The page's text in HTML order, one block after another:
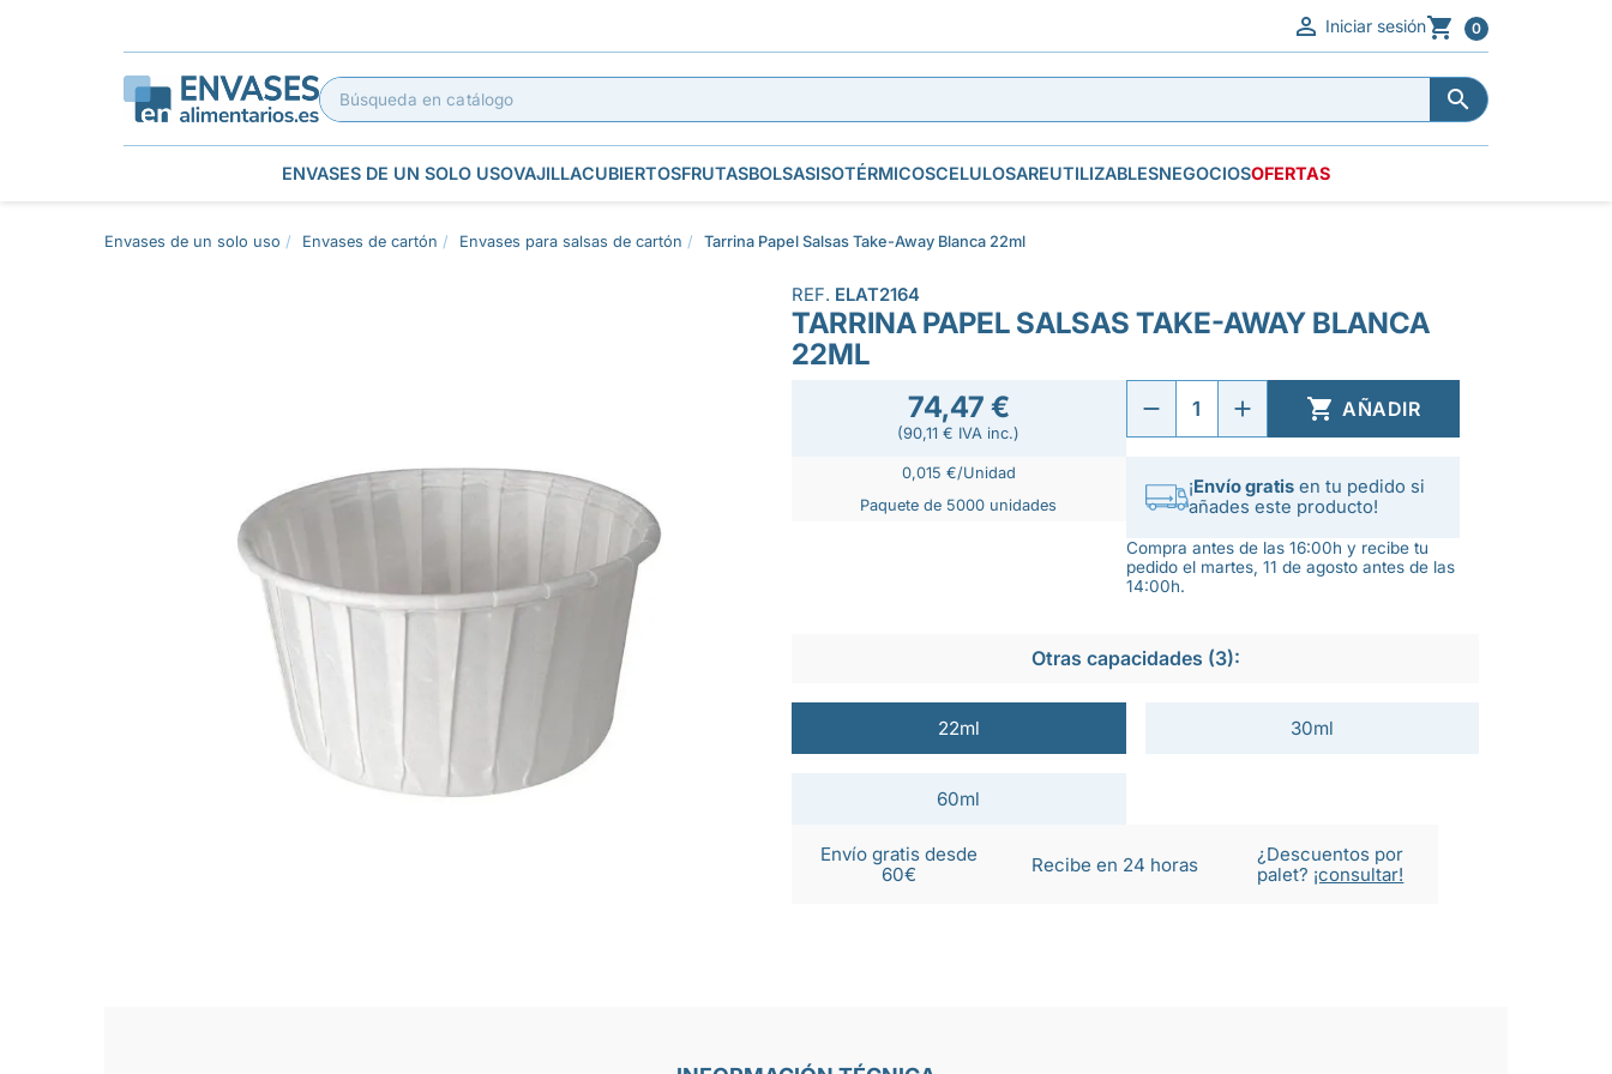
 Iniciar sesión 0


ENVASES DE UN SOLO USOVAJILLACUBIERTOSFRUTASBOLSASISOTÉRMICOSCELULOSAREUTILIZABLESNEGOCIOSOFERTAS
Envases de un solo uso Envases de cartón Envases para salsas de cartón Tarrina Papel Salsas Take-Away Blanca 22ml
REF. ELAT2164
TARRINA PAPEL SALSAS TAKE-AWAY BLANCA
22ML
74,47 €
(90,11 € IVA inc.)
0,015 €/Unidad
Paquete de 5000 unidades
 AÑADIR
¡Envío gratisen tu pedido si
añades este producto!
Compra antes de las 16:00h y recibe tu
pedido el martes, 11 de agosto antes de las
14:00h.
Otras capacidades (3):
22ml 30ml
60ml
Envío gratis desde
60€
Recibe en 24 horas
¿Descuentos por
palet? ¡consultar!